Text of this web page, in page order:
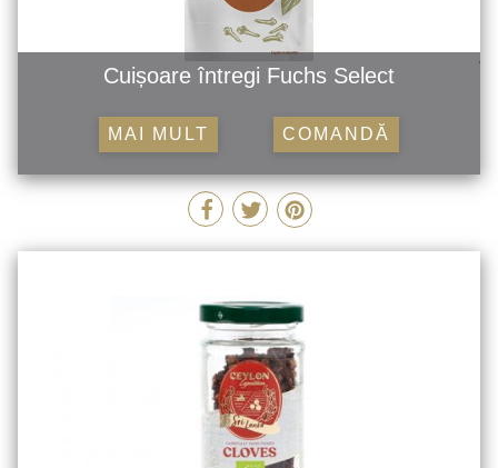
Cuișoare întregi Fuchs Select
MAI MULT COMANDĂ